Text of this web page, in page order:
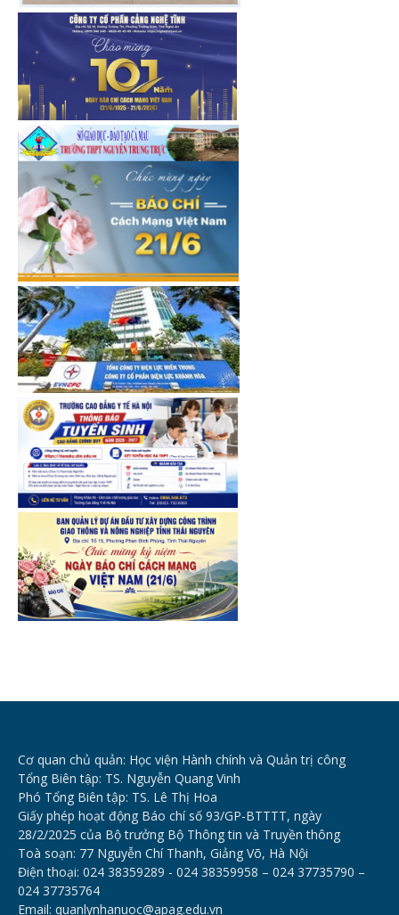
Cơ quan chủ quản: Học viện Hành chính và Quản trị công
Tổng Biên tập: TS. Nguyễn Quang Vinh
Phó Tổng Biên tập: TS. Lê Thị Hoa
Giấy phép hoạt động Báo chí số 93/GP-BTTTT, ngày
28/2/2025 của Bộ trưởng Bộ Thông tin và Truyền thông
Toà soạn: 77 Nguyễn Chí Thanh, Giảng Võ, Hà Nội
Điện thoại: 024 38359289 - 024 38359958 – 024 37735790 –
024 37735764
Email: quanlynhanuoc@apag.edu.vn